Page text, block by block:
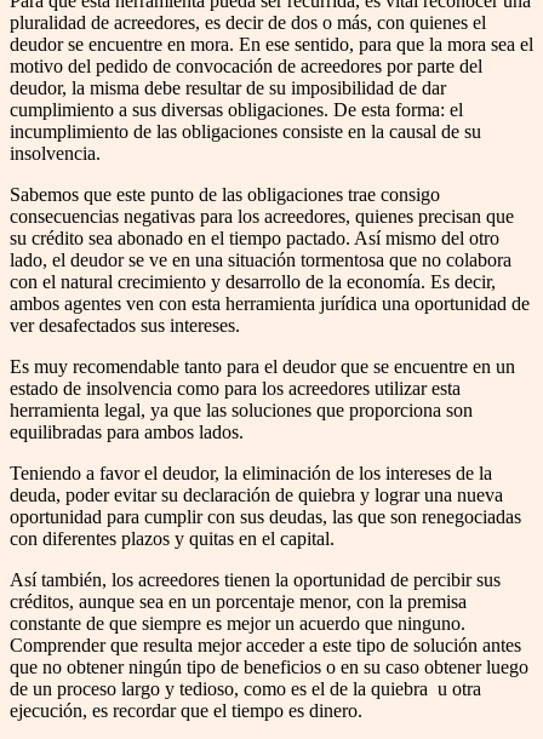
pluralidad de acreedores, es decir de dos o más, con quienes el
deudor se encuentre en mora. En ese sentido, para que la mora sea el
motivo del pedido de convocación de acreedores por parte del
deudor, la misma debe resultar de su imposibilidad de dar
cumplimiento a sus diversas obligaciones. De esta forma: el
incumplimiento de las obligaciones consiste en la causal de su
insolvencia.
Sabemos que este punto de las obligaciones trae consigo
consecuencias negativas para los acreedores, quienes precisan que
su crédito sea abonado en el tiempo pactado. Así mismo del otro
lado, el deudor se ve en una situación tormentosa que no colabora
con el natural crecimiento y desarrollo de la economía. Es decir,
ambos agentes ven con esta herramienta jurídica una oportunidad de
ver desafectados sus intereses.
Es muy recomendable tanto para el deudor que se encuentre en un
estado de insolvencia como para los acreedores utilizar esta
herramienta legal, ya que las soluciones que proporciona son
equilibradas para ambos lados.
Teniendo a favor el deudor, la eliminación de los intereses de la
deuda, poder evitar su declaración de quiebra y lograr una nueva
oportunidad para cumplir con sus deudas, las que son renegociadas
con diferentes plazos y quitas en el capital.
Así también, los acreedores tienen la oportunidad de percibir sus
créditos, aunque sea en un porcentaje menor, con la premisa
constante de que siempre es mejor un acuerdo que ninguno.
Comprender que resulta mejor acceder a este tipo de solución antes
que no obtener ningún tipo de beneficios o en su caso obtener luego
de un proceso largo y tedioso, como es el de la quiebra u otra
ejecución, es recordar que el tiempo es dinero.